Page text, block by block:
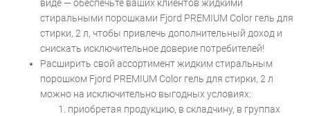
виде — обеспечьте ваших клиентов жидкими
стиральными порошками Fjord PREMIUM Color гель для
стирки, 2 л, чтобы привлечь дополнительный доход и
снискать исключительное доверие потребителей!
Расширить свой ассортимент жидким стиральным
порошком Fjord PREMIUM Color гель для стирки, 2 л
можно на исключительно выгодных условиях:
приобретая продукцию, в складчину, в группах